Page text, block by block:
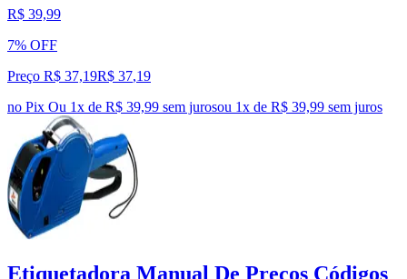
R$ 39,99
7% OFF
Preço R$ 37,19R$ 37,19
no Pix Ou 1x de R$ 39,99 sem jurosou 1x de R$ 39,99 sem juros
Etiquetadora Manual De Preços Códigos